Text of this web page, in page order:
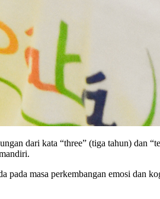
dari kata “three” (tiga tahun) dan
pada masa perkembangan emosi dan